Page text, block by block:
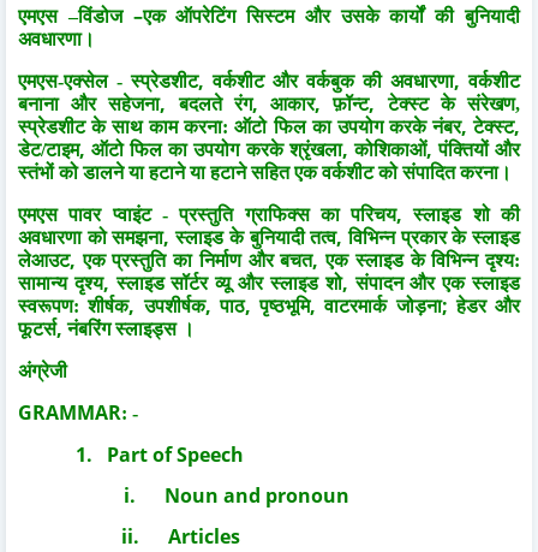
एमएस –विंडोज–एक ऑपरेटिंग सिस्टम और उसके कार्यों की बुनियादी
अवधारणा।
एमएस-एक्सेल - स्प्रेडशीट,वर्कशीट और वर्कबुक की अवधारणा,वर्कशीट
बनाना और सहेजना, बदलते रंग,आकार,फ़ॉन्ट,टेक्स्ट के संरेखण,
स्प्रेडशीट के साथ काम करना: ऑटो फिल का उपयोग करके नंबर,टेक्स्ट,
डेट/टाइम,ऑटो फिल का उपयोग करके श्रृंखला,कोशिकाओं,पंक्तियों और
स्तंभों को डालने या हटाने या हटाने सहित एक वर्कशीट को संपादित करना।
एमएस पावर प्वाइंट - प्रस्तुति ग्राफिक्स का परिचय,स्लाइड शो की
अवधारणा को समझना,स्लाइड के बुनियादी तत्व,विभिन्न प्रकार के स्लाइड
लेआउट,एक प्रस्तुति का निर्माण और बचत,एक स्लाइड के विभिन्न दृश्य:
सामान्य दृश्य,स्लाइड सॉर्टर व्यू और स्लाइड शो,संपादन और एक स्लाइड
स्वरूपण: शीर्षक,उपशीर्षक,पाठ,पृष्ठभूमि,वाटरमार्क जोड़ना;हेडर और
फूटर्स,नंबरिंग स्लाइड्स ।
अंग्रेजी
GRAMMAR: -
1.
Part of Speech
i.
Noun and pronoun
ii.
Articles